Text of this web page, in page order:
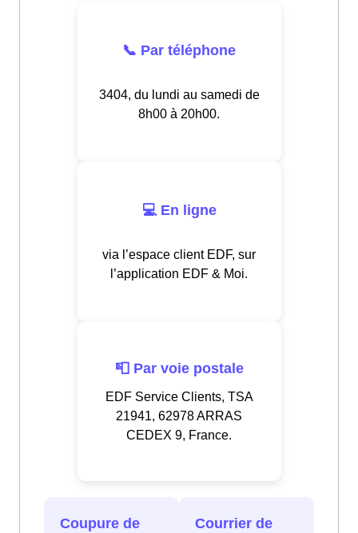
📞 Par téléphone
3404, du lundi au samedi de
8h00 à 20h00.
💻 En ligne
via l’espace client EDF, sur
l’application EDF & Moi.
📮 Par voie postale
EDF Service Clients, TSA
21941, 62978 ARRAS
CEDEX 9, France.
Coupure de
Courrier de